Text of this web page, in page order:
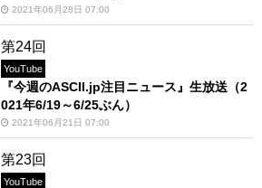
2021年06月28日 07:00
第24回
YouTube
『今週のASCII.jp注目ニュース』生放送（2
021年6/19～6/25ぶん）
2021年06月21日 07:00
第23回
YouTube